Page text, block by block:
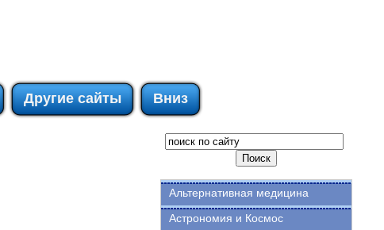
Другие сайты Вниз
Альтернативная медицина
Астрономия и Космос